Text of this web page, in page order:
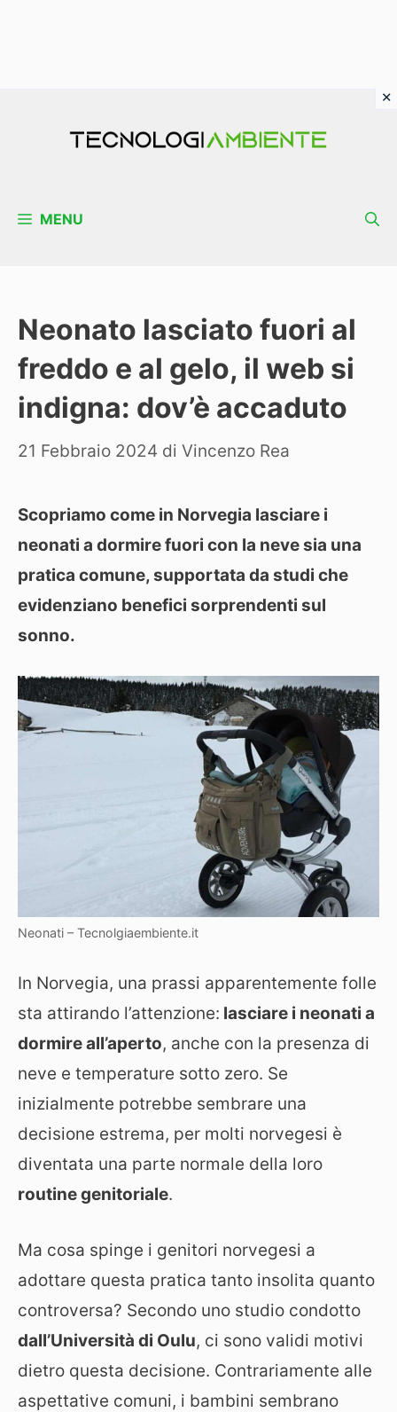
MENU
Neonato lasciato fuori al
freddo e al gelo, il web si
indigna: dov’è accaduto
21 Febbraio 2024 di Vincenzo Rea
Scopriamo come in Norvegia lasciare i
neonati a dormire fuori con la neve sia una
pratica comune, supportata da studi che
evidenziano benefici sorprendenti sul
sonno.
Neonati – Tecnolgiaembiente.it
In Norvegia, una prassi apparentemente folle
sta attirando l’attenzione: lasciare i neonati a
dormire all’aperto, anche con la presenza di
neve e temperature sotto zero. Se
inizialmente potrebbe sembrare una
decisione estrema, per molti norvegesi è
diventata una parte normale della loro
routine genitoriale.
Ma cosa spinge i genitori norvegesi a
adottare questa pratica tanto insolita quanto
controversa? Secondo uno studio condotto
dall’Università di Oulu, ci sono validi motivi
dietro questa decisione. Contrariamente alle
aspettative comuni, i bambini sembrano